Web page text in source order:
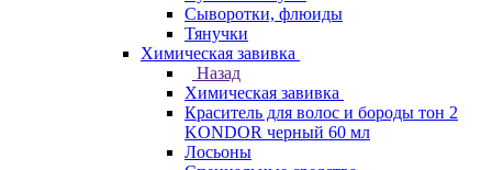
Сыворотки, флюиды
Тянучки
Химическая завивка
Назад
Химическая завивка
Краситель для волос и бороды тон 2
KONDOR черный 60 мл
Лосьоны